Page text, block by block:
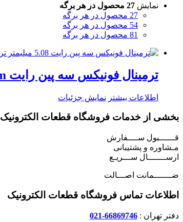
نمایش 27 محصول در هر برگه
27 محصول در هر برگه
54 محصول در هر برگه
81 محصول در هر برگه
ترمینال فونیکس سه پین رایت 5.08mm
اطلاعات بیشتر نمایش جزئیات
بخشی از خدمات فروشگاه قطعات الکترونیک
قــــــبول ســــفارش
مـشاوره و پشتیبانی
ارســـــــال ســـریـع
ضـــــــمانت اصـــالت
اطلاعات تماس فروشگاه قطعات الکترونیک
دفتر تهران : 66869746-021